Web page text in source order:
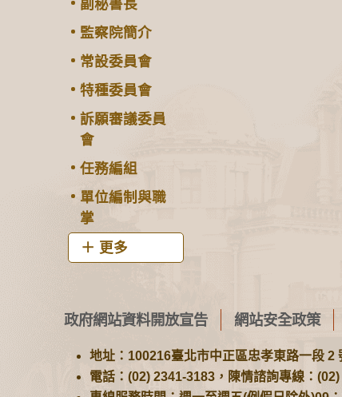
副秘書長
監察院簡介
常設委員會
特種委員會
訴願審議委員
會
任務編組
單位編制與職
掌
更多
政府網站資料開放宣告 網站安全政策
地址：100216臺北市中正區忠孝東路一段 2
電話：(02) 2341-3183，陳情諮詢專線：